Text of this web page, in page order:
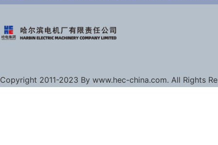
Copyright 2011-2023 By www.hec-china.com. All Rights